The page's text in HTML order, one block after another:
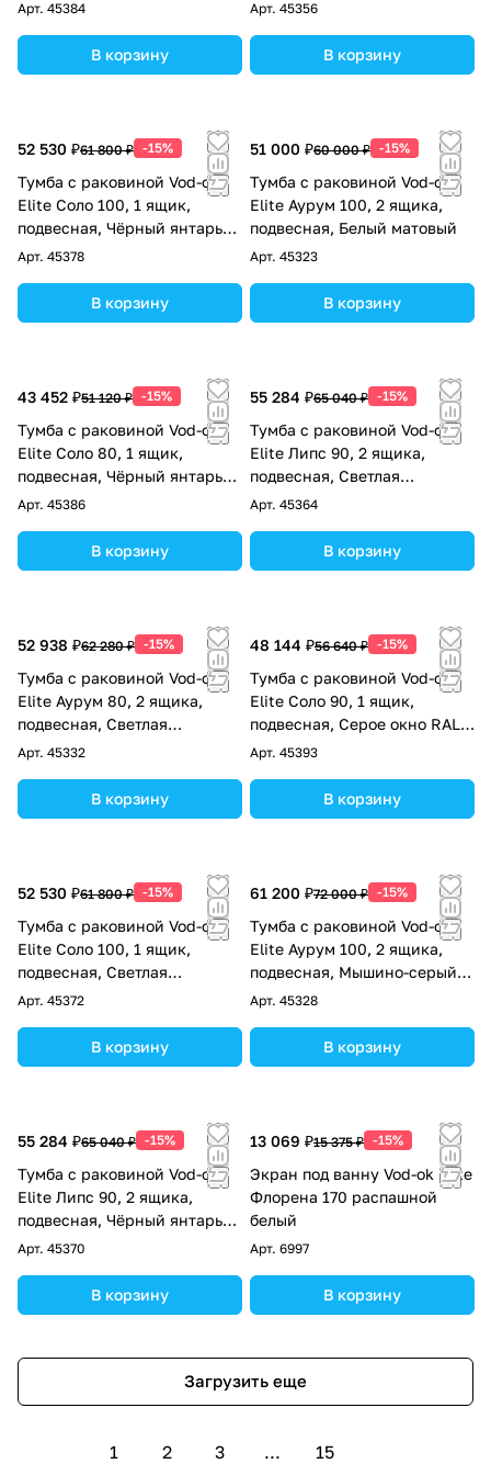
Арт. 45384
В корзину
Арт. 45356
В корзину
52 530 ₽61 800 ₽ -15%
Тумба с раковиной Vod-ok
Elite Соло 100, 1 ящик,
подвесная, Чёрный янтарь
RAL 9005
Арт. 45378
В корзину
51 000 ₽60 000 ₽ -15%
Тумба с раковиной Vod-ok
Elite Аурум 100, 2 ящика,
подвесная, Белый матовый
Арт. 45323
В корзину
43 452 ₽51 120 ₽ -15%
Тумба с раковиной Vod-ok
Elite Соло 80, 1 ящик,
подвесная, Чёрный янтарь
RAL 9005
Арт. 45386
В корзину
55 284 ₽65 040 ₽ -15%
Тумба с раковиной Vod-ok
Elite Липс 90, 2 ящика,
подвесная, Светлая
слоновая кость RAL 1015
Арт. 45364
В корзину
52 938 ₽62 280 ₽ -15%
Тумба с раковиной Vod-ok
Elite Аурум 80, 2 ящика,
подвесная, Светлая
слоновая кость RAL 1015
Арт. 45332
В корзину
48 144 ₽56 640 ₽ -15%
Тумба с раковиной Vod-ok
Elite Соло 90, 1 ящик,
подвесная, Серое окно RAL
7040
Арт. 45393
В корзину
52 530 ₽61 800 ₽ -15%
Тумба с раковиной Vod-ok
Elite Соло 100, 1 ящик,
подвесная, Светлая
слоновая кость RAL 1015
Арт. 45372
В корзину
61 200 ₽72 000 ₽ -15%
Тумба с раковиной Vod-ok
Elite Аурум 100, 2 ящика,
подвесная, Мышино-серый
RAL 7005
Арт. 45328
В корзину
55 284 ₽65 040 ₽ -15%
Тумба с раковиной Vod-ok
Elite Липс 90, 2 ящика,
подвесная, Чёрный янтарь
RAL 9005
Арт. 45370
В корзину
13 069 ₽15 375 ₽ -15%
Экран под ванну Vod-ok Elite
Флорена 170 распашной
белый
Арт. 6997
В корзину
Загрузить еще
1 2 3 ... 15